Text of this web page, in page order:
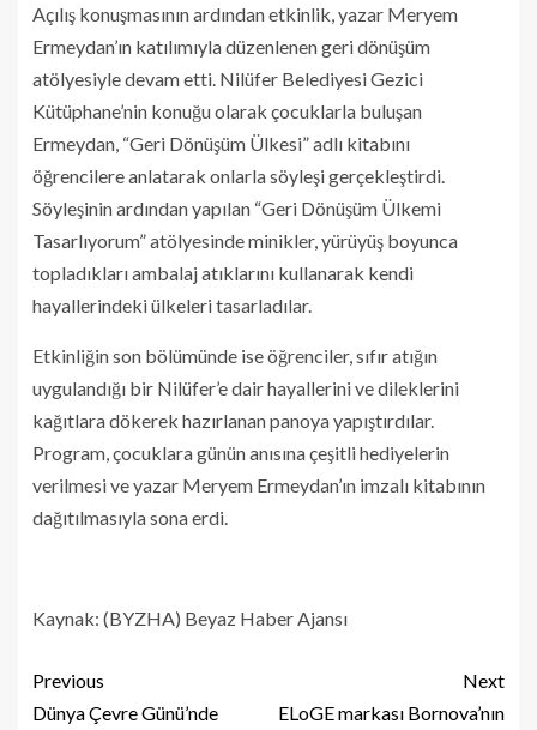
Açılış konuşmasının ardından etkinlik, yazar Meryem
Ermeydan’ın katılımıyla düzenlenen geri dönüşüm
atölyesiyle devam etti. Nilüfer Belediyesi Gezici
Kütüphane’nin konuğu olarak çocuklarla buluşan
Ermeydan, “Geri Dönüşüm Ülkesi” adlı kitabını
öğrencilere anlatarak onlarla söyleşi gerçekleştirdi.
Söyleşinin ardından yapılan “Geri Dönüşüm Ülkemi
Tasarlıyorum” atölyesinde minikler, yürüyüş boyunca
topladıkları ambalaj atıklarını kullanarak kendi
hayallerindeki ülkeleri tasarladılar.
Etkinliğin son bölümünde ise öğrenciler, sıfır atığın
uygulandığı bir Nilüfer’e dair hayallerini ve dileklerini
kağıtlara dökerek hazırlanan panoya yapıştırdılar.
Program, çocuklara günün anısına çeşitli hediyelerin
verilmesi ve yazar Meryem Ermeydan’ın imzalı kitabının
dağıtılmasıyla sona erdi.
Kaynak: (BYZHA) Beyaz Haber Ajansı
Previous
Dünya Çevre Günü’nde
Next
ELoGE markası Bornova’nın